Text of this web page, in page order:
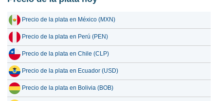
18 julio 2026 52,060.14
17 julio 2026 52,132.51
16 julio 2026 51,531.22
15 julio 2026 53,309.69
14 julio 2026 54,419.29
13 julio 2026 53,328.17
Precio de la plata en México (MXN)
Precio de la plata en Perú (PEN)
Precio de la plata en Chile (CLP)
Precio de la plata en Ecuador (USD)
Precio de la plata en Bolivia (BOB)